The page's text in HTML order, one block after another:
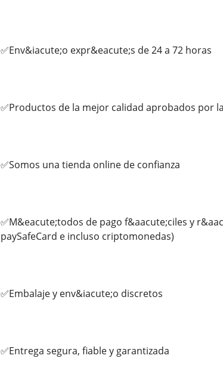
✅Env&iacute;o expr&eacute;s de 24 a 72 horas
✅Productos de la mejor calidad aprobados por
✅Somos una tienda online de confianza
✅M&eacute;todos de pago f&aacute;ciles y
paySafeCard e incluso criptomonedas)
✅Embalaje y env&iacute;o discretos
✅Entrega segura, fiable y garantizada